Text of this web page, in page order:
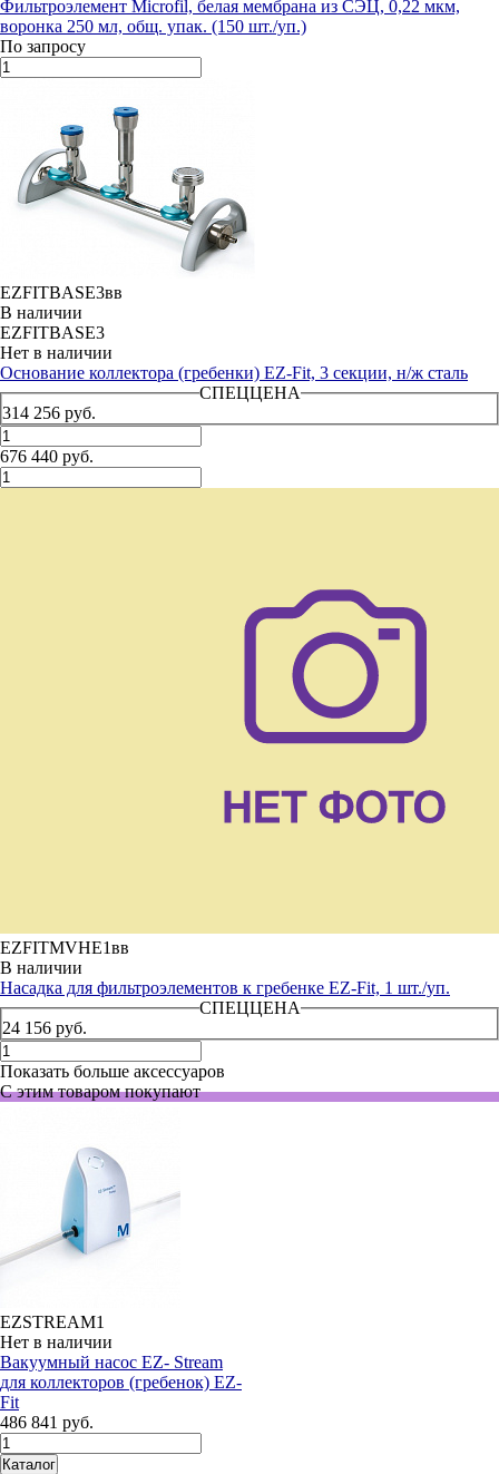
Фильтроэлемент Microfil, белая мембрана из СЭЦ, 0,22 мкм,
воронка 250 мл, общ. упак. (150 шт./уп.)
По запросу
EZFITBASE3вв
В наличии
EZFITBASE3
Нет в наличии
Основание коллектора (гребенки) EZ-Fit, 3 секции, н/ж сталь
СПЕЦЦЕНА
314 256 руб.
676 440 руб.
EZFITMVHE1вв
В наличии
Насадка для фильтроэлементов к гребенке EZ-Fit, 1 шт./уп.
СПЕЦЦЕНА
24 156 руб.
Показать больше аксессуаров
С этим товаром покупают
EZSTREAM1
Нет в наличии
Вакуумный насос EZ- Stream
для коллекторов (гребенок) EZ-
Fit
486 841 руб.
Каталог